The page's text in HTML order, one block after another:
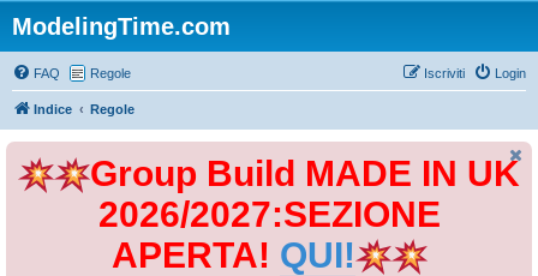
ModelingTime.com
FAQ Regole Login
Iscriviti
Indice Regole
Group Build MADE IN UK
2026/2027:SEZIONE
APERTA! QUI!